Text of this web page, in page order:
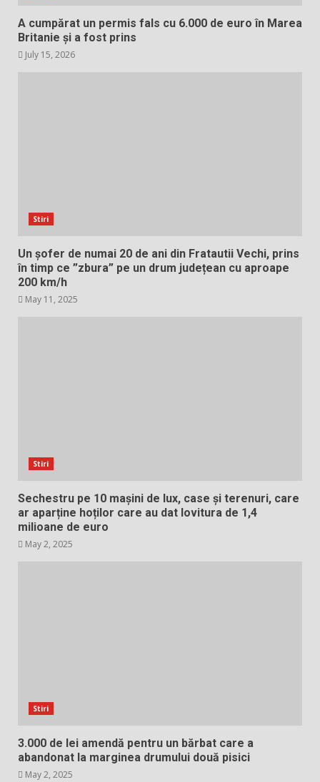
A cumpărat un permis fals cu 6.000 de euro în Marea
Britanie și a fost prins
July 15, 2026
Stiri
Un șofer de numai 20 de ani din Fratautii Vechi, prins
în timp ce ”zbura” pe un drum județean cu aproape
200 km/h
May 11, 2025
Stiri
Sechestru pe 10 mașini de lux, case și terenuri, care
ar aparține hoților care au dat lovitura de 1,4
milioane de euro
May 2, 2025
Stiri
3.000 de lei amendă pentru un bărbat care a
abandonat la marginea drumului două pisici
May 2, 2025